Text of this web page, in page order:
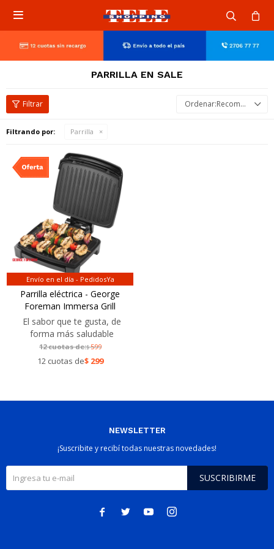

PARRILLA EN SALE
Recomendados
Filtrando por: Parrilla
Envío en el día - PedidosYa
Parrilla eléctrica - George
Foreman Immersa Grill
El sabor que te gusta, de
forma más saludable
12 cuotas de:$599
12 cuotas de$ 299
NEWSLETTER
¡Suscribite y recibí todas nuestras novedades!
SUSCRIBIRME
   